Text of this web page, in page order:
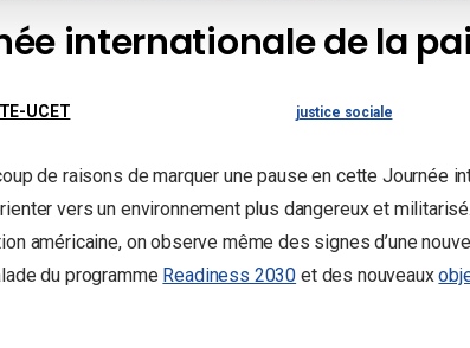
internationale de la
UCET justice sociale
de raisons de marquer une pause en cette Journée
vers un environnement plus dangereux et
américaine, on observe même des signes d’une
du programme Readiness 2030 et des nouveaux